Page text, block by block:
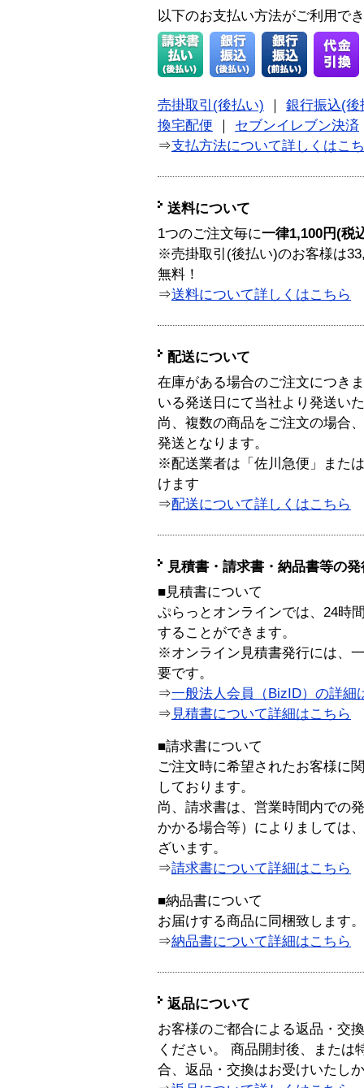
以下のお支払い方法がご利用で
売掛取引(後払い)
銀行振込(後
換宅配便
セブンイレブン決済
⇒支払方法について詳しくはこ
送料について
1つのご注文毎に一律1,100円(税
※売掛取引(後払い)のお客様は
無料！
⇒送料について詳しくはこちら
配送について
在庫がある場合のご注文につき
いる発送日にて当社より発送い
尚、複数の商品をご注文の場合
発送となります。
※配送業者は「佐川急便」また
けます
⇒配送について詳しくはこちら
見積書・請求書・納品書等の
■見積書について
ぷらっとオンラインでは、24時
することができます。
※オンライン見積書発行には、
要です。
⇒一般法人会員（BizID）の詳細
⇒ 見積書について詳細はこちら
■請求書について
ご注文時に希望されたお客様に
しております。
尚、請求書は、営業時間内での
かかる場合等）によりましては
ざいます。
⇒請求書について詳細はこちら
■納品書について
お届けする商品に同梱致します。
⇒納品書について詳細はこちら
返品について
お客様のご都合による返品・交
ください。 商品開封後、または
合、返品・交換はお受けいたし